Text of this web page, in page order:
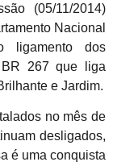
(05/11/2014)
Nacional
ligamento dos
267 que liga
e Jardim.
no mês de
desligados,
é uma conquista